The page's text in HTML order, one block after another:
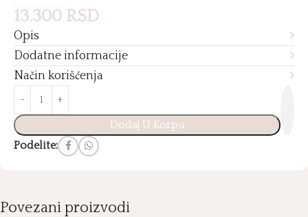
13.300 RSD
Opis
Dodatne informacije
Način korišćenja
Dodaj U Korpu
Podelite:
Povezani proizvodi